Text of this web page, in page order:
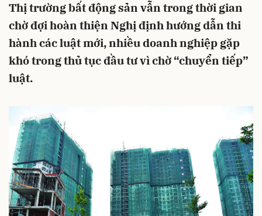
Thị trường bất động sản vẫn trong thời gian
chờ đợi hoàn thiện Nghị định hướng dẫn thi
hành các luật mới, nhiều doanh nghiệp gặp
khó trong thủ tục đầu tư vì chờ “chuyển tiếp”
luật.
Hủy